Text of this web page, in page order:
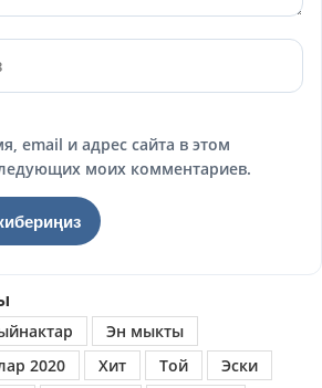
email и адрес сайта в этом
моих комментариев.
Эн мыкты
2020 Хит Той
Эски